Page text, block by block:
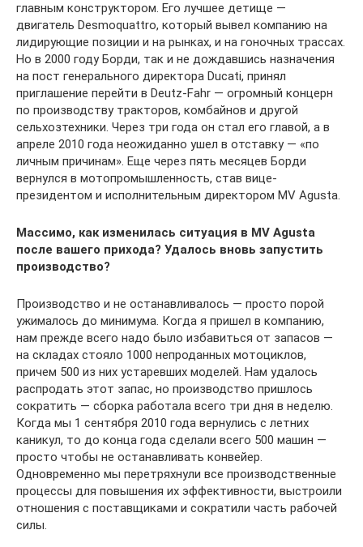
главным конструктором. Его лучшее детище —
двигатель Desmoquattro, который вывел компанию на
лидирующие позиции и на рынках, и на гоночных трассах.
Но в 2000 году Борди, так и не дождавшись назначения
на пост генерального директора Ducati, принял
приглашение перейти в Deutz-Fahr — огромный концерн
по производству тракторов, комбайнов и другой
сельхозтехники. Через три года он стал его главой, а в
апреле 2010 года неожиданно ушел в отставку — «по
личным причинам». Еще через пять месяцев Борди
вернулся в мотопромышленность, став вице-
президентом и исполнительным директором MV Agusta.
Массимо, как изменилась ситуация в MV Agusta
после вашего прихода? Удалось вновь запустить
производство?
Производство и не останавливалось — просто порой
ужималось до минимума. Когда я пришел в компанию,
нам прежде всего надо было избавиться от запасов —
на складах стояло 1000 непроданных мотоциклов,
причем 500 из них устаревших моделей. Нам удалось
распродать этот запас, но производство пришлось
сократить — сборка работала всего три дня в неделю.
Когда мы 1 сентября 2010 года вернулись с летних
каникул, то до конца года сделали всего 500 машин —
просто чтобы не останавливать конвейер.
Одновременно мы перетряхнули все производственные
процессы для повышения их эффективности, выстроили
отношения с поставщиками и сократили часть рабочей
силы.